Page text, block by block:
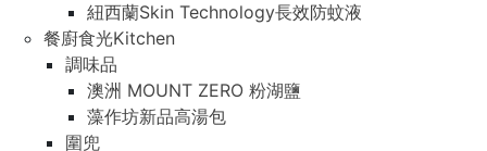
紐西蘭Skin Technology長效防蚊液
餐廚食光Kitchen
調味品
澳洲 MOUNT ZERO 粉湖鹽
藻作坊新品高湯包
圍兜